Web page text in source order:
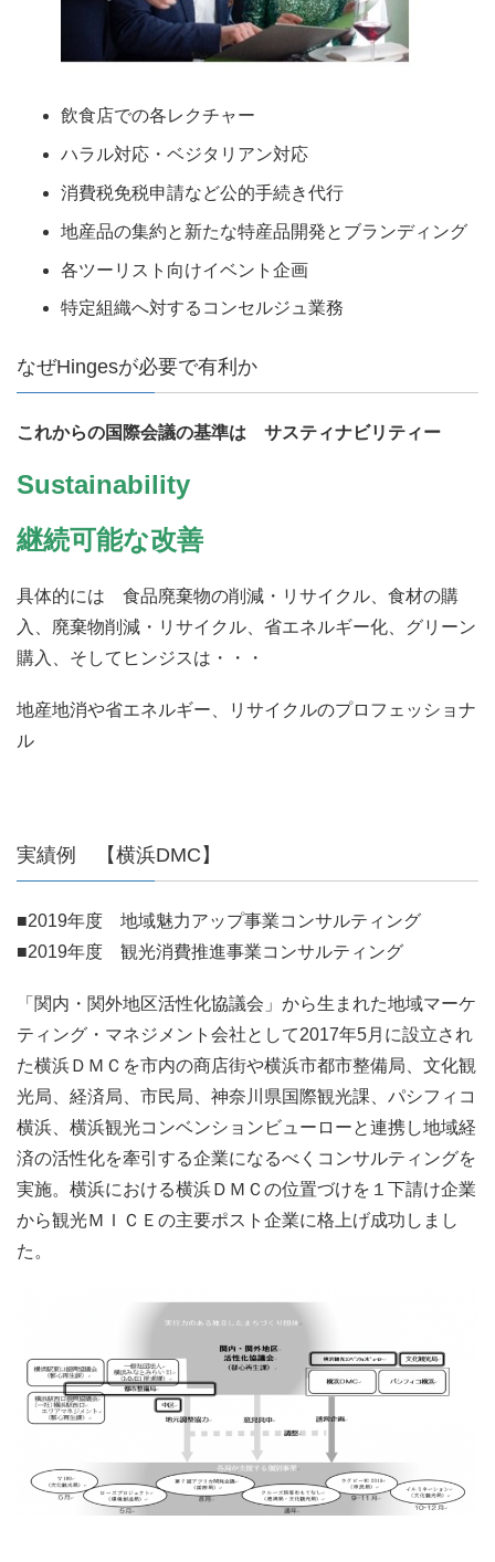
飲食店での各レクチャー
ハラル対応・ベジタリアン対応
消費税免税申請など公的手続き代行
地産品の集約と新たな特産品開発とブランディング
各ツーリスト向けイベント企画
特定組織へ対するコンセルジュ業務
なぜHingesが必要で有利か
これからの国際会議の基準は サスティナビリティー
Sustainability
継続可能な改善
具体的には 食品廃棄物の削減・リサイクル、食材の購
入、廃棄物削減・リサイクル、省エネルギー化、グリーン
購入、そしてヒンジスは・・・
地産地消や省エネルギー、リサイクルのプロフェッショナ
ル
実績例 【横浜DMC】
■2019年度 地域魅力アップ事業コンサルティング
■2019年度 観光消費推進事業コンサルティング
「関内・関外地区活性化協議会」から生まれた地域マーケ
ティング・マネジメント会社として2017年5月に設立され
た横浜ＤＭＣを市内の商店街や横浜市都市整備局、文化観
光局、経済局、市民局、神奈川県国際観光課、パシフィコ
横浜、横浜観光コンベンションビューローと連携し地域経
済の活性化を牽引する企業になるべくコンサルティングを
実施。横浜における横浜ＤＭＣの位置づけを１下請け企業
から観光ＭＩＣＥの主要ポスト企業に格上げ成功しまし
た。